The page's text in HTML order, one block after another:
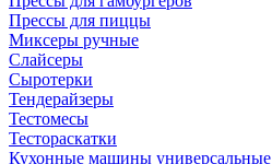
Прессы для пиццы
Миксеры ручные
Слайсеры
Сыротерки
Тендерайзеры
Тестомесы
Тестораскатки
Кухонные машины универсальные